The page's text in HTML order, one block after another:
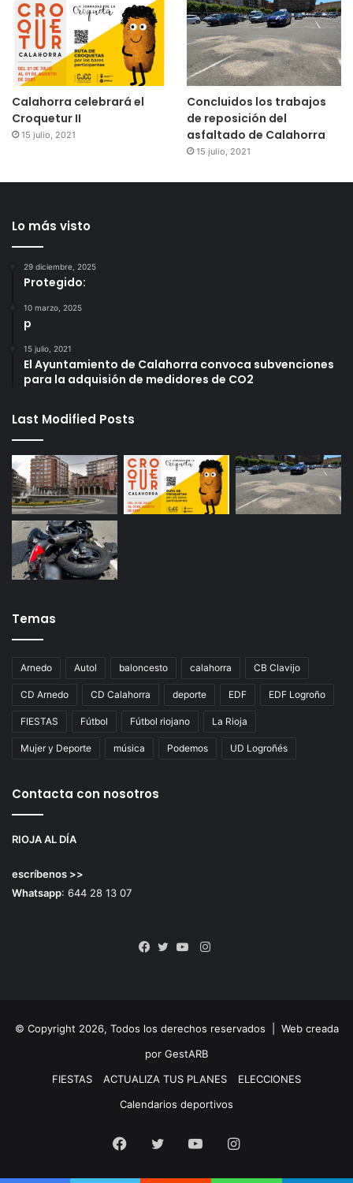
Calahorra celebrará el
Croquetur II
15 julio, 2021
Concluidos los trabajos
de reposición del
asfaltado de Calahorra
15 julio, 2021
Lo más visto
29 diciembre, 2025
Protegido:
10 marzo, 2025
p
15 julio, 2021
El Ayuntamiento de Calahorra convoca subvenciones
para la adquisión de medidores de CO2
Last Modified Posts
Temas
Arnedo Autol baloncesto calahorra CB Clavijo
CD Arnedo CD Calahorra deporte EDF EDF Logroño
FIESTAS Fútbol Fútbol riojano La Rioja
Mujer y Deporte música Podemos UD Logroñés
Contacta con nosotros
RIOJA AL DÍA
escríbenos >>
Whatsapp: 644 28 13 07
Instagram
© Copyright 2026, Todos los derechos reservados | Web creada
por GestARB
FIESTAS
ACTUALIZA TUS PLANES
ELECCIONES
Calendarios deportivos
Facebook
Twitter YouTubeInstagram